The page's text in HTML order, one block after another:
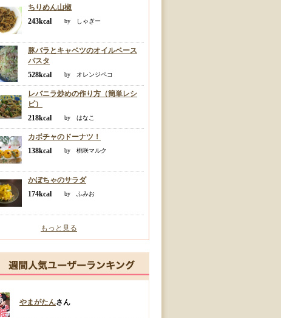
ちりめん山椒
243kcal
by しゃぎー
豚バラとキャベツのオイルベース
パスタ
528kcal
by オレンジペコ
レバニラ炒めの作り方（簡単レシ
ピ）
218kcal
by はなこ
カボチャのドーナツ！
138kcal
by 桃咲マルク
かぼちゃのサラダ
174kcal
by ふみお
もっと見る
やまがたんさん